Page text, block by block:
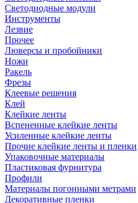
Светодиодные модули
Инструменты
Лезвие
Прочее
Люверсы и пробойники
Ножи
Ракель
Фрезы
Клеевые решения
Клей
Клейкие ленты
Вспененные клейкие ленты
Усиленные клейкие ленты
Прочие клейкие ленты и пленки
Упаковочные материалы
Пластиковая фурнитура
Профили
Материалы погонными метрами
Декоративные пленки